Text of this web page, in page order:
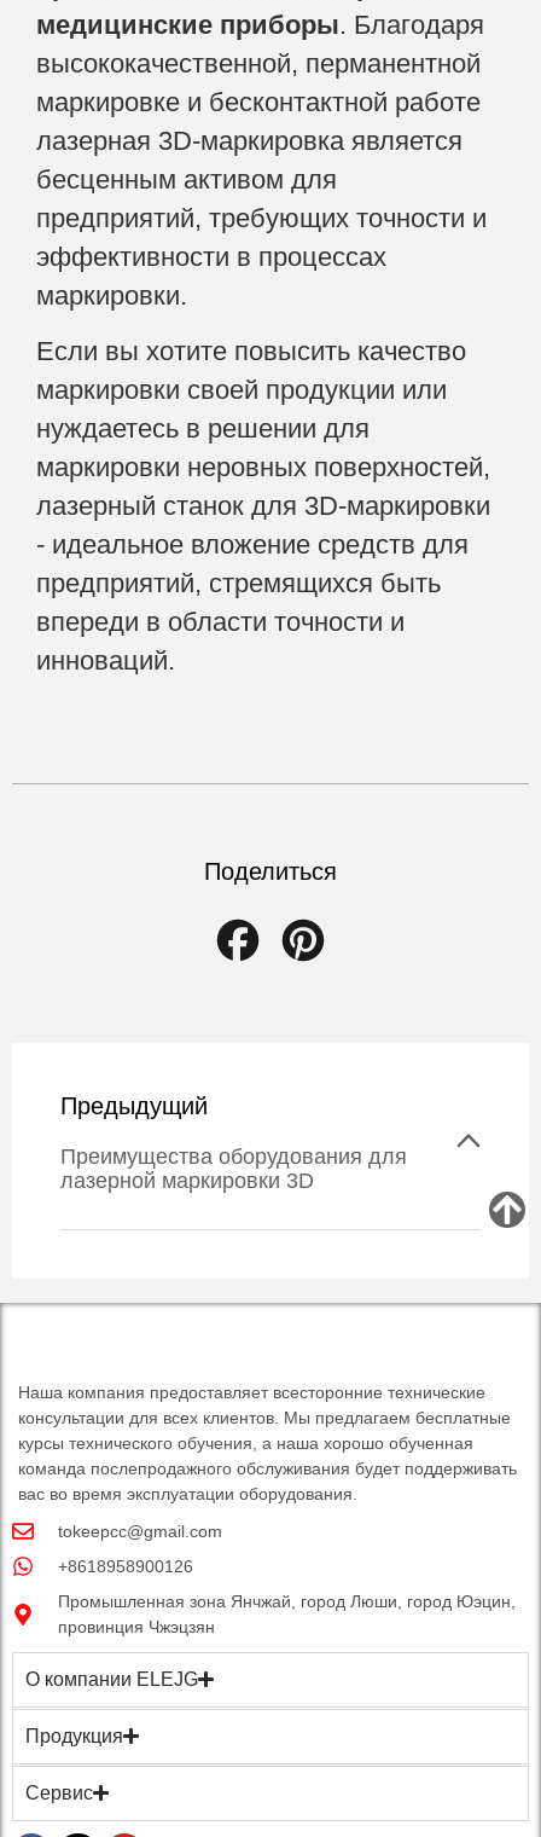
медицинские приборы. Благодаря
высококачественной, перманентной
маркировке и бесконтактной работе
лазерная 3D-маркировка является
бесценным активом для
предприятий, требующих точности и
эффективности в процессах
маркировки.
Если вы хотите повысить качество
маркировки своей продукции или
нуждаетесь в решении для
маркировки неровных поверхностей,
лазерный станок для 3D-маркировки
- идеальное вложение средств для
предприятий, стремящихся быть
впереди в области точности и
инноваций.
Поделиться
Facebook
Предыдущий
Преимущества оборудования для
лазерной маркировки 3D
Наша компания предоставляет всесторонние технические
консультации для всех клиентов. Мы предлагаем бесплатные
курсы технического обучения, а наша хорошо обученная
команда послепродажного обслуживания будет поддерживать
вас во время эксплуатации оборудования.
tokeepcc@gmail.com
+8618958900126
Промышленная зона Янчжай, город Люши, город Юэцин,
провинция Чжэцзян
О компании ELEJG
Продукция
Сервис